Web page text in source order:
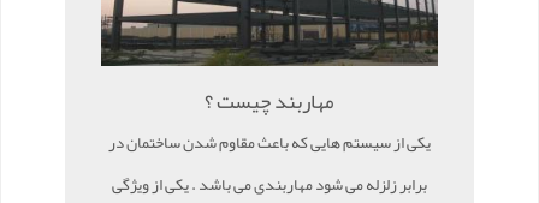
مهاربند چیست ؟
یکی از سیستم هایی که باعث مقاوم شدن ساختمان در
برابر زلزله می شود مهاربندی می باشد . یکی از ویژگی